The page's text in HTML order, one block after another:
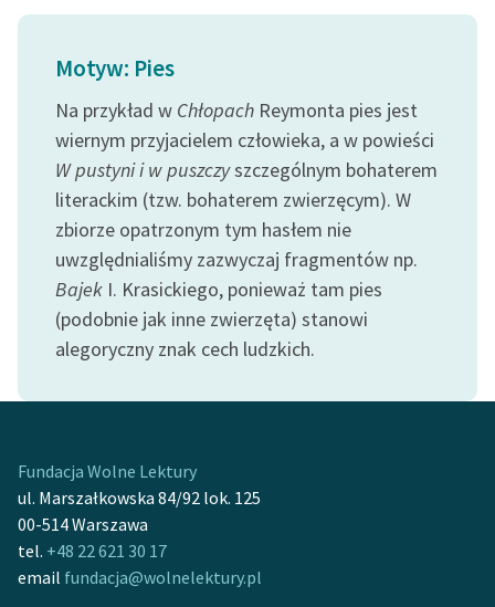
feministycznej
Ręce pełne poezji
Kolekcje edukacyjne
twórców przechodzących
do domeny publicznej,
lektur szkolnych oraz
Starego Testamentu
Odkurzamy bohaterów
Szkoła Poezji Wolnych
Lektur
O projekcie
Zespół
Zasady wykorzystania
Motyw: Pies
Na przykład w Chłopach Reymonta pies jest
wiernym przyjacielem człowieka, a w powieści
W pustyni i w puszczyszczególnym bohaterem
literackim (tzw. bohaterem zwierzęcym). W
zbiorze opatrzonym tym hasłem nie
uwzględnialiśmy zazwyczaj fragmentów np.
Bajek I. Krasickiego, ponieważ tam pies
(podobnie jak inne zwierzęta) stanowi
alegoryczny znak cech ludzkich.
Fundacja Wolne Lektury
ul. Marszałkowska 84/92 lok. 125
00-514 Warszawa
tel. +48 22 621 30 17
email fundacja@wolnelektury.pl